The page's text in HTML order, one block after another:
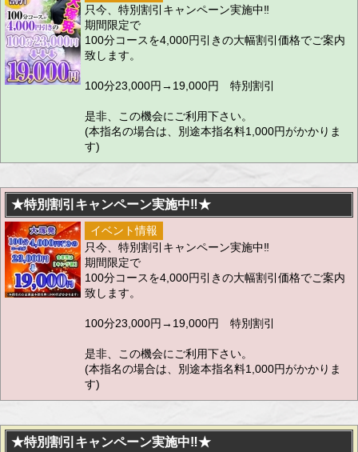
只今、特別割引キャンペーン実施中‼
期間限定で
100分コースを4,000円引きの大幅割引価格でご案内
致します。
100分23,000円→19,000円 特別割引
是非、この機会にご利用下さい。
(本指名の場合は、別途本指名料1,000円がかかりま
す)
★特別割引キャンペーン実施中‼★
イベント情報
只今、特別割引キャンペーン実施中‼
期間限定で
100分コースを4,000円引きの大幅割引価格でご案内
致します。
100分23,000円→19,000円 特別割引
是非、この機会にご利用下さい。
(本指名の場合は、別途本指名料1,000円がかかりま
す)
★特別割引キャンペーン実施中‼★